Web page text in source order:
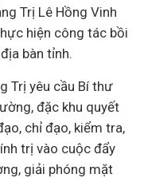
Trị Lê Hồng Vinh
hiện công tác bồi
bàn tỉnh.
Trị yêu cầu Bí thư
đặc khu quyết
chỉ đạo, kiểm tra,
trị vào cuộc đẩy
giải phóng mặt